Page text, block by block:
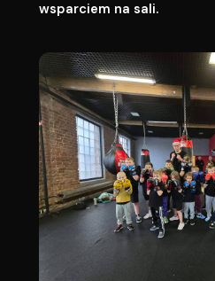
wsparciem na sali.